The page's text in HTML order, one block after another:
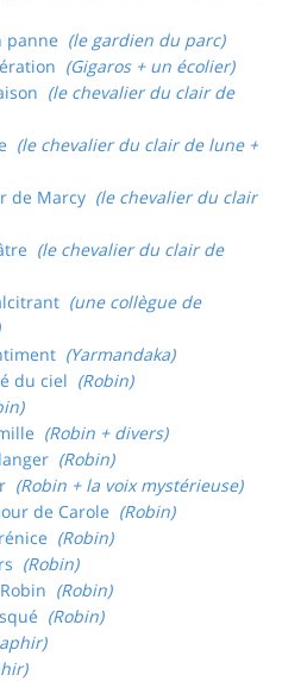
panne (le gardien du parc)
(Gigaros + un écolier)
(le chevalier du clair de
(le chevalier du clair de lune +
de Marcy (le chevalier du clair
(le chevalier du clair de
(une collègue de
(Yarmandaka)
du ciel (Robin)
(Robin + divers)
(Robin)
(Robin + la voix mystérieuse)
de Carole (Robin)
(Robin)
(Robin)
(Robin)
(Robin)